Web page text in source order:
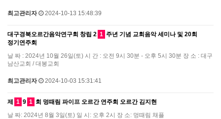
최고관리자 2024-10-13 15:48:39
대구경북오르간음악연구회 창립 2 1 주년 기념 교회음악 세미나 및 20회
정기연주회
날 짜 : 2024년 10월 26일(토) 시 간 : 오전 9시 30분 - 오후 5시 30분 장 소 : 대구
남산교회 / 대봉교회
최고관리자 2024-10-03 15:31:41
제 1 9 1 회 멍때림 파이프 오르간 연주회 오르간 김지현
날 짜: 2024년 8월 3일(토) 일 시: 오후 2시 장 소: 멍때림 채플